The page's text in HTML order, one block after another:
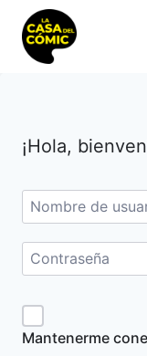
Saltar
contenido
¡Hola,
Mantenerme